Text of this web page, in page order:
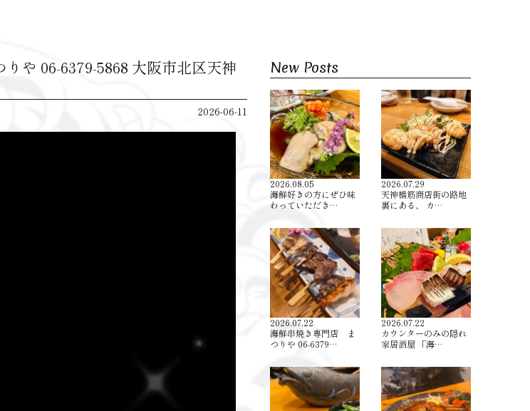
や 06-6379-5868 大阪市北区天神
2026-06-11
New Posts
2026.08.05
海鮮好きの方にぜひ味
わっていただき…
2026.07.29
天神橋筋商店街の路地
裏にある、 カ…
2026.07.22
海鮮串焼き専門店 ま
つりや 06-6379…
2026.07.22
カウンターのみの隠れ
家居酒屋 「海…